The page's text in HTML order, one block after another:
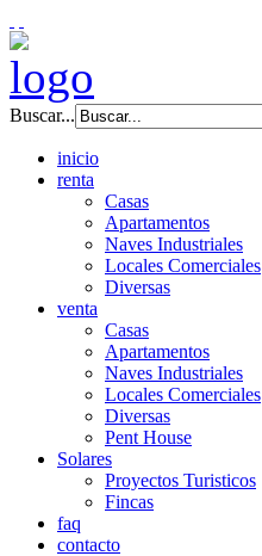
Buscar...
inicio
renta
Casas
Apartamentos
Naves Industriales
Locales Comerciales
Diversas
venta
Casas
Apartamentos
Naves Industriales
Locales Comerciales
Diversas
Pent House
Solares
Proyectos Turisticos
Fincas
faq
contacto